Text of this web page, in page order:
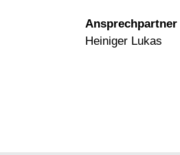
Ansprechpartner
Heiniger Lukas